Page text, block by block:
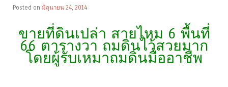
Posted on มิถุนายน 24, 2014
ขายที่ดินเปล่า สายไหม 6 พื้นที่
66 ตารางวา ถมดินไว้สวยมาก
โดยผู้รับเหมาถมดินมืออาชีพ